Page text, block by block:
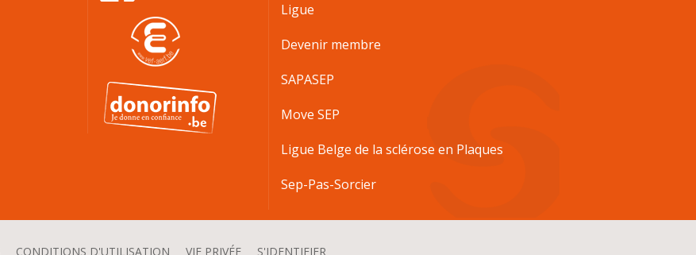
Ligue
Devenir membre
SAPASEP
Move SEP
Ligue Belge de la sclérose en Plaques
Sep-Pas-Sorcier
CONDITIONS D'UTILISATION VIE PRIVÉE S'IDENTIFIER